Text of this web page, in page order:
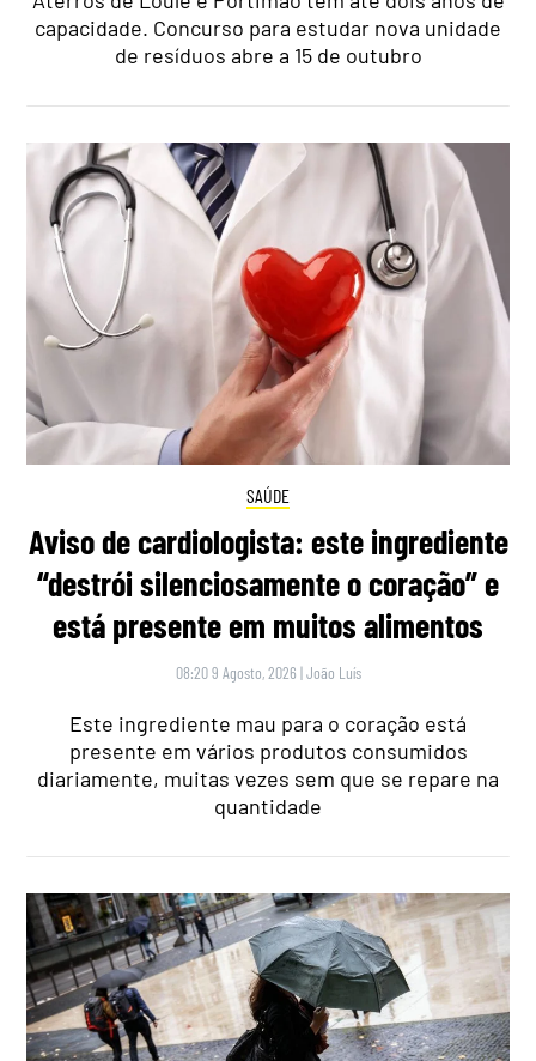
capacidade. Concurso para estudar nova unidade
de resíduos abre a 15 de outubro
SAÚDE
Aviso de cardiologista: este ingrediente
“destrói silenciosamente o coração” e
está presente em muitos alimentos
08:20 9 Agosto, 2026 |João Luís
Este ingrediente mau para o coração está
presente em vários produtos consumidos
diariamente, muitas vezes sem que se repare na
quantidade